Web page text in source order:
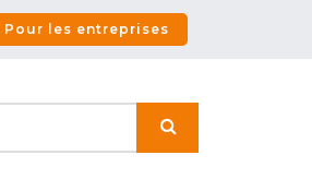
Pour les entreprises